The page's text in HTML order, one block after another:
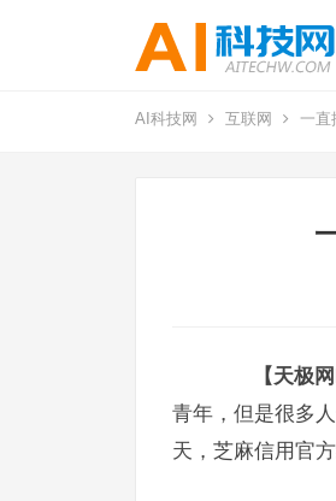
AI科技网 互联网 一直
【天极
青年，但是很多
天，芝麻信用官